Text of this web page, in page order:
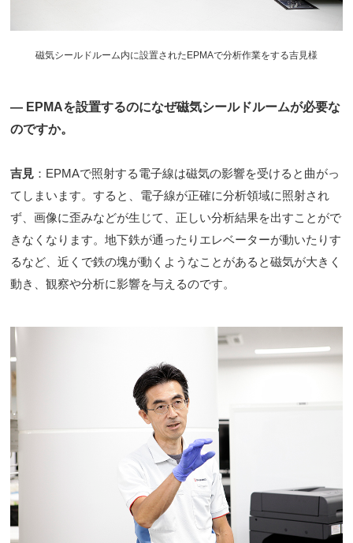
磁気シールドルーム内に設置されたEPMAで分析作業をする吉見様
― EPMAを設置するのになぜ磁気シールドルームが必要な
のですか。
吉見 ：EPMAで照射する電子線は磁気の影響を受けると曲がっ
てしまいます。すると、電子線が正確に分析領域に照射され
ず、画像に歪みなどが生じて、正しい分析結果を出すことがで
きなくなります。地下鉄が通ったりエレベーターが動いたりす
るなど、近くで鉄の塊が動くようなことがあると磁気が大きく
動き、観察や分析に影響を与えるのです。